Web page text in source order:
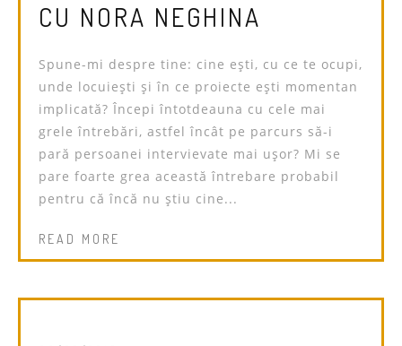
CU NORA NEGHINA
Spune-mi despre tine: cine ești, cu ce te ocupi,
unde locuiești și în ce proiecte ești momentan
implicată? Începi întotdeauna cu cele mai
grele întrebări, astfel încât pe parcurs să-i
pară persoanei intervievate mai uşor? Mi se
pare foarte grea această întrebare probabil
pentru că încă nu ştiu cine...
READ MORE